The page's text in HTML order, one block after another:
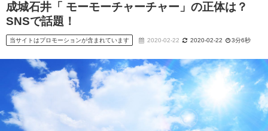
成城石井「 モーモーチャーチャー」の正体は？
SNSで話題！
当サイトはプロモーションが含まれています 2020-02-22 2020-02-22 3分6秒